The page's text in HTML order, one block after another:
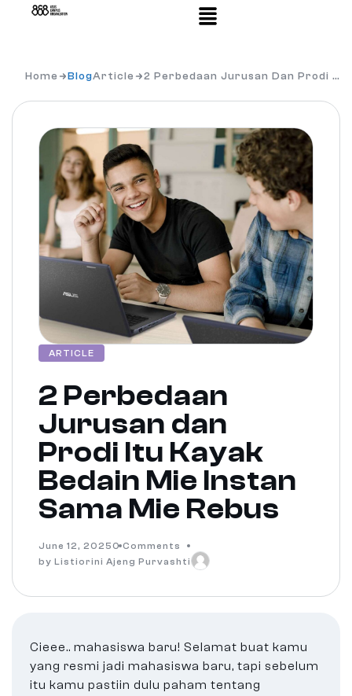
Home BlogArticle 2 Perbedaan Jurusan Dan Prodi …
ARTICLE
2 Perbedaan
Jurusan dan
Prodi Itu Kayak
Bedain Mie Instan
Sama Mie Rebus
June 12, 2025 0 Comments
by Listiorini Ajeng Purvashti
Cieee.. mahasiswa baru! Selamat buat kamu
yang resmi jadi mahasiswa baru, tapi sebelum
itu kamu pastiin dulu paham tentang